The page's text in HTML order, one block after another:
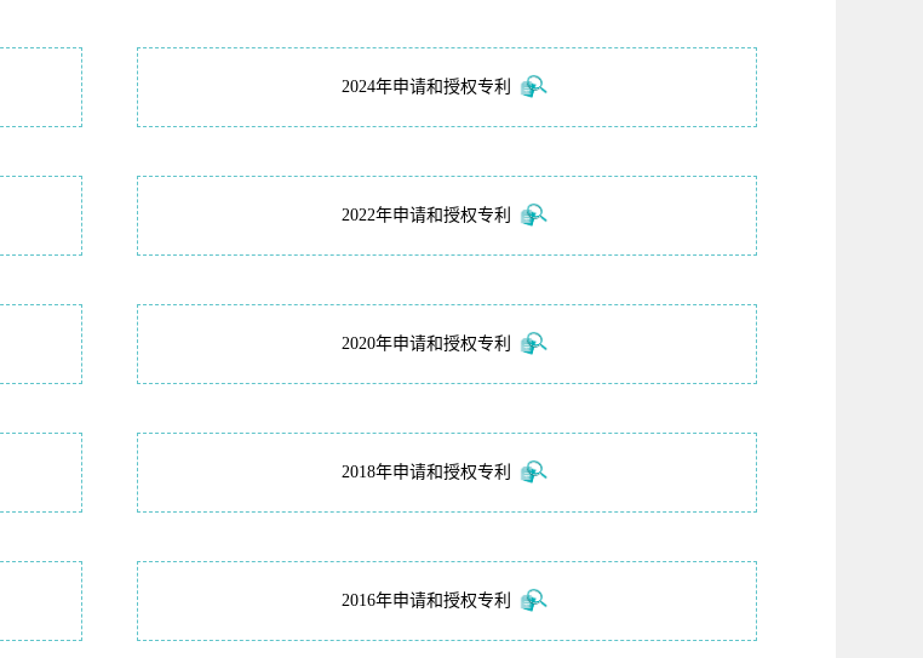
2024年申请和授权专利
2022年申请和授权专利
2020年申请和授权专利
2018年申请和授权专利
2016年申请和授权专利